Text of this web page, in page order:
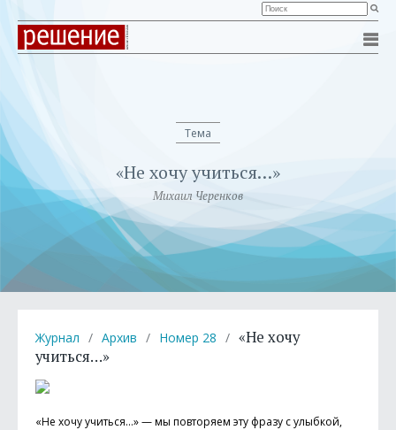
Тема
«Не хочу учиться…»
Михаил Черенков
Журнал / Архив / Номер 28 / «Не хочу
учиться…»
«Не хочу учиться…» — мы повторяем эту фразу с улыбкой,